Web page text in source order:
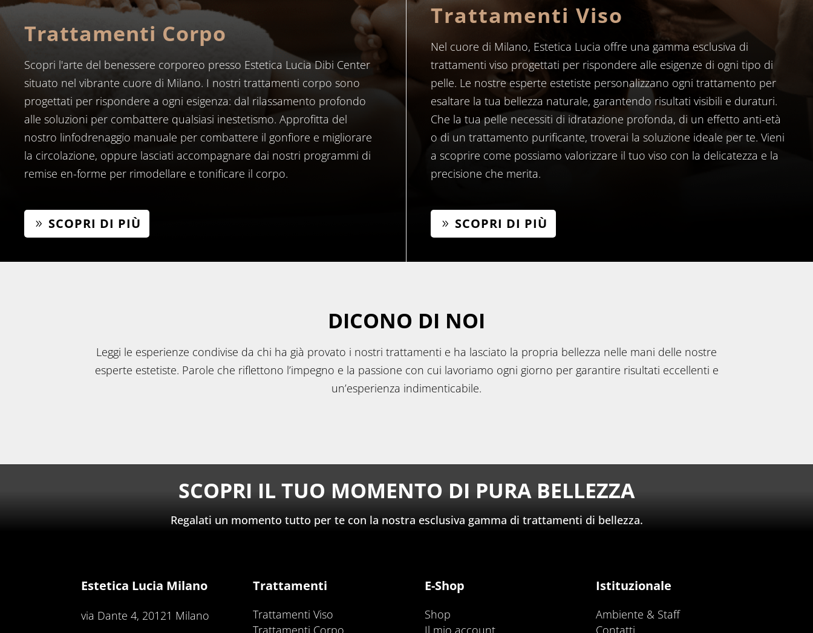
Trattamenti Corpo
Scopri l'arte del benessere corporeo presso Estetica Lucia Dibi Center
situato nel vibrante cuore di Milano. I nostri trattamenti corpo sono
progettati per rispondere a ogni esigenza: dal rilassamento profondo
alle soluzioni per combattere qualsiasi inestetismo. Approfitta del
nostro linfodrenaggio manuale per combattere il gonfiore e migliorare
la circolazione, oppure lasciati accompagnare dai nostri programmi di
remise en-forme per rimodellare e tonificare il corpo.
SCOPRI DI PIÙ
Trattamenti Viso
Nel cuore di Milano, Estetica Lucia offre una gamma esclusiva di
trattamenti viso progettati per rispondere alle esigenze di ogni tipo di
pelle. Le nostre esperte estetiste personalizzano ogni trattamento per
esaltare la tua bellezza naturale, garantendo risultati visibili e duraturi.
Che la tua pelle necessiti di idratazione profonda, di un effetto anti-età
o di un trattamento purificante, troverai la soluzione ideale per te. Vieni
a scoprire come possiamo valorizzare il tuo viso con la delicatezza e la
precisione che merita.
SCOPRI DI PIÙ
DICONO DI NOI
Leggi le esperienze condivise da chi ha già provato i nostri trattamenti e ha lasciato la propria bellezza nelle mani delle nostre
esperte estetiste. Parole che riflettono l’impegno e la passione con cui lavoriamo ogni giorno per garantire risultati eccellenti e
un’esperienza indimenticabile.
SCOPRI IL TUO MOMENTO DI PURA BELLEZZA
Regalati un momento tutto per te con la nostra esclusiva gamma di trattamenti di bellezza.
Estetica Lucia Milano
via Dante 4, 20121 Milano
Trattamenti
Trattamenti Viso
Trattamenti Corpo
E-Shop
Shop
Il mio account
Istituzionale
Ambiente & Staff
Contatti